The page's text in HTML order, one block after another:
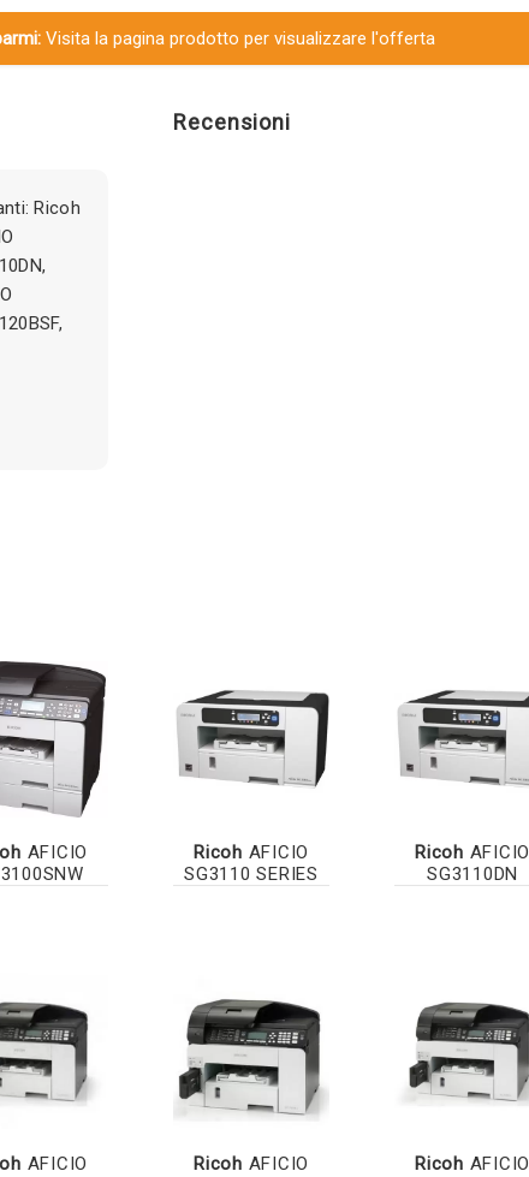
Visita la pagina prodotto per visualizzare l'offerta
Ricoh
Recensioni
AFICIO
Ricoh AFICIO
SG3110 SERIES
Ricoh AFICIO
SG3110DN
AFICIO
Ricoh AFICIO
Ricoh AFICIO